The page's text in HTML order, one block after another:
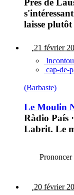
Près de
laisse
21 février
cap-de-
(Barbaste)
Le Moulin
Ràdio País
Labrit. Le
20 février